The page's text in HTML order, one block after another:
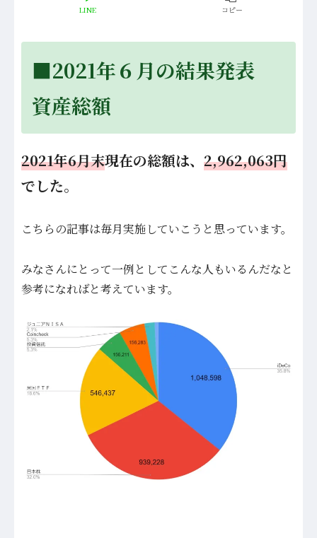
LINE コピー
■2021年６月の結果発表
資産総額
2021年6月末現在の総額は、 2,962,063円
でした。
こちらの記事は毎月実施していこうと思っています。
みなさんにとって一例としてこんな人もいるんだなと
参考になればと考えています。